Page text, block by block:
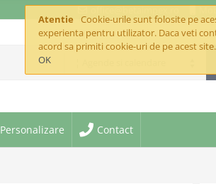
Atentie
Cookie-urile sunt folosite pe
experienta pentru utilizator. Daca veti
acord sa primiti cookie-uri de pe acest site.
OK
office@betaimpex.ro
Personalizare Contact